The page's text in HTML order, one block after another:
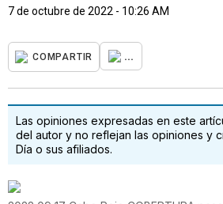
7 de octubre de 2022 - 10:26 AM
COMPARTIR ...
Las opiniones expresadas en este
del autor y no reflejan las opiniones y
Día o sus afiliados.